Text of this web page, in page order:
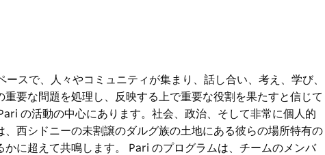
スで、人々やコミュニティが集まり、話し合い、考え、学び、
要な問題を処理し、反映する上で重要な役割を果たすと信じて
の活動の中心にあります。社会、政治、そして非常に個人的
西シドニーの未割譲のダルグ族の土地にある彼らの場所特有の
に超えて共鳴します。 Pari のプログラムは、チームのメンバ